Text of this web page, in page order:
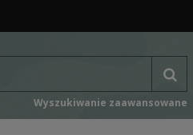
Wyszukiwanie zaawansowane